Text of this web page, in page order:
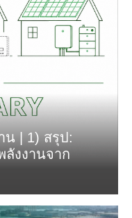
น | 1) สรุป:
ลังงานจาก